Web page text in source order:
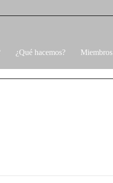
¿Qué hacemos? Miembros